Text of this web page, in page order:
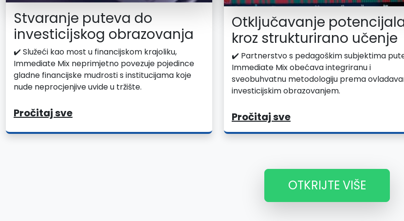
Stvaranje puteva do
investicijskog obrazovanja
✔️ Služeći kao most u financijskom krajoliku,
Immediate Mix neprimjetno povezuje pojedince
gladne financijske mudrosti s institucijama koje
nude neprocjenjive uvide u tržište.
Pročitaj sve
Otključavanje
kroz strukturirano učenje
✔️ Partnerstvo s pedagoškim subjektima
Immediate Mix obećava integriranu i
sveobuhvatnu metodologiju prema
investicijskim obrazovanjem.
Pročitaj sve
OTKRIJTE VIŠE